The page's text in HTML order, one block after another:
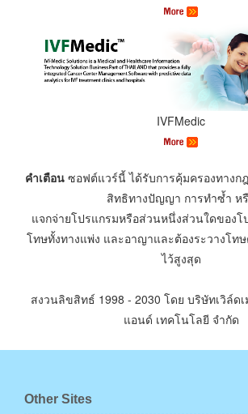
IVFMedic
คำเตือนซอฟต์แวร์นี้ ได้รับการคุ้มครองทางก
สิทธิทางปัญญา การทำซ้ำ ห
แจกจ่ายโปรแกรมหรือส่วนหนึ่งส่วนใดของโ
โทษทั้งทางแพ่ง และอาญาและต้องระวางโท
ไว้สูงสุด
สงวนลิขสิทธ์ 1998 - 2030 โดย บริษัทเวิล์ด
แอนด์ เทคโนโลยี จำกัด
Other Sites